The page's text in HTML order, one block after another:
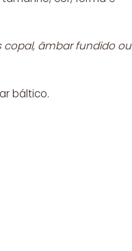
copal, âmbar fundido ou
báltico.